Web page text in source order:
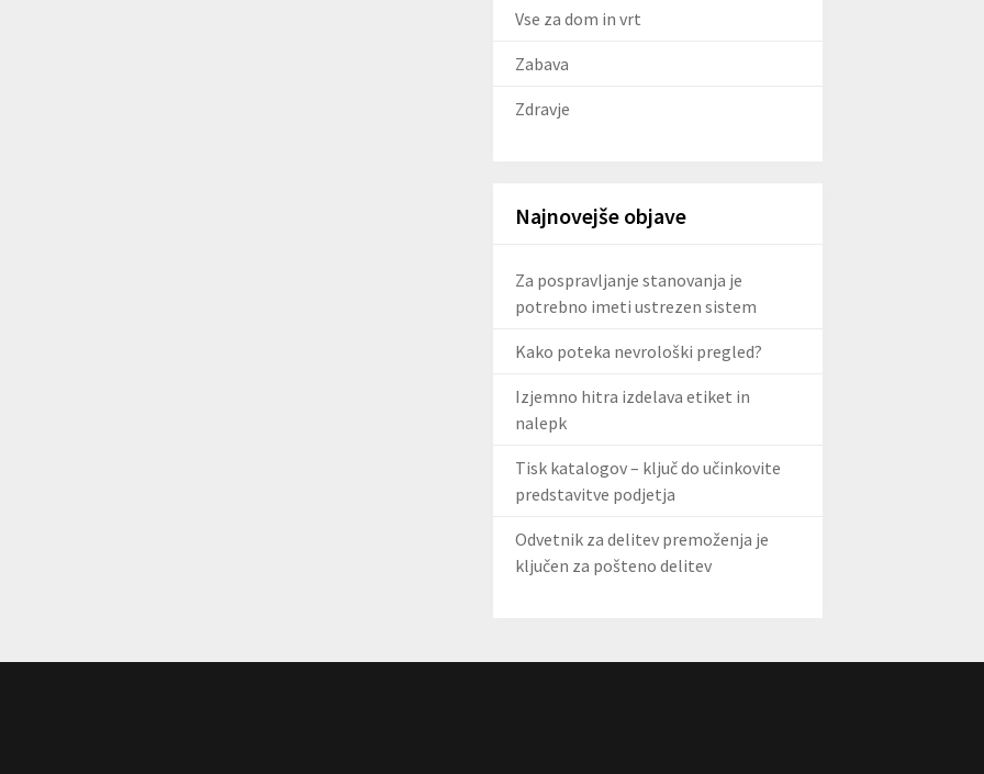
Vse za dom in vrt
Zabava
Zdravje
Najnovejše objave
Za pospravljanje stanovanja je
potrebno imeti ustrezen sistem
Kako poteka nevrološki pregled?
Izjemno hitra izdelava etiket in
nalepk
Tisk katalogov – ključ do učinkovite
predstavitve podjetja
Odvetnik za delitev premoženja je
ključen za pošteno delitev